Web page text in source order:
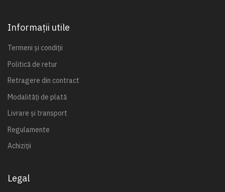
Informații utile
Termeni și condiții
Politică de retur
Retragere din contract
Modalități de plată
Livrare și transport
Regulamente
Achiziții
Legal